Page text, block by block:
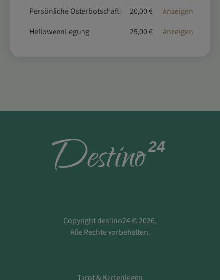
Persönliche Osterbotschaft
20,00 €
Anzeigen
HelloweenLegung
25,00 € Anzeigen
Destino24
Copyright destino24 © 2026,
Alle Rechte vorbehalten.
Tarot & Kartenlegen